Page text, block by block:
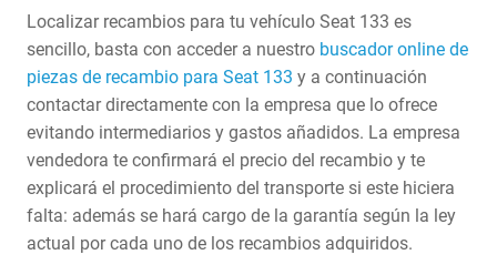
Localizar recambios para tu vehículo Seat 133 es
sencillo, basta con acceder a nuestro buscador online de
piezas de recambio para Seat 133 y a continuación
contactar directamente con la empresa que lo ofrece
evitando intermediarios y gastos añadidos. La empresa
vendedora te confirmará el precio del recambio y te
explicará el procedimiento del transporte si este hiciera
falta: además se hará cargo de la garantía según la ley
actual por cada uno de los recambios adquiridos.